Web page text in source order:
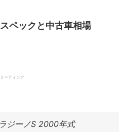
ペックと中古車相場
ーティング
ジーノS 2000年式